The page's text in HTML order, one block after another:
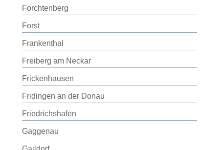
Forchtenberg
Forst
Frankenthal
Freiberg am Neckar
Frickenhausen
Fridingen an der Donau
Friedrichshafen
Gaggenau